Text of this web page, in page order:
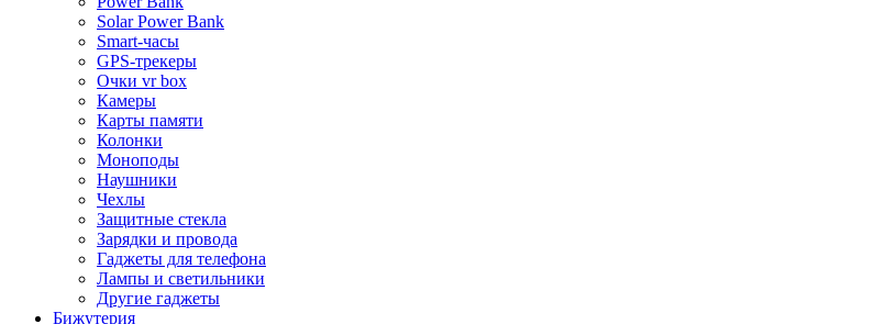
Solar Power Bank
Smart-часы
GPS-трекеры
Очки vr box
Камеры
Карты памяти
Колонки
Моноподы
Наушники
Чехлы
Защитные стекла
Зарядки и провода
Гаджеты для телефона
Лампы и светильники
Другие гаджеты
Бижутерия